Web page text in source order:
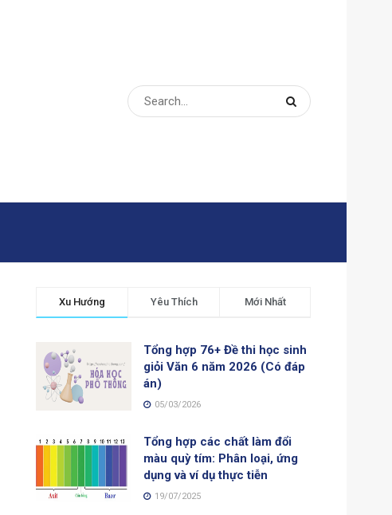
Xu Hướng Yêu Thích Mới Nhất
Tổng hợp 76+ Đề thi học sinh
giỏi Văn 6 năm 2026 (Có đáp
án)
05/03/2026
Tổng hợp các chất làm đổi
màu quỳ tím: Phân loại, ứng
dụng và ví dụ thực tiễn
19/07/2025